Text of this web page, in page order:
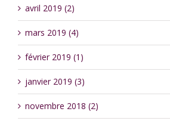
avril 2019 (2)
mars 2019 (4)
février 2019 (1)
janvier 2019 (3)
novembre 2018 (2)